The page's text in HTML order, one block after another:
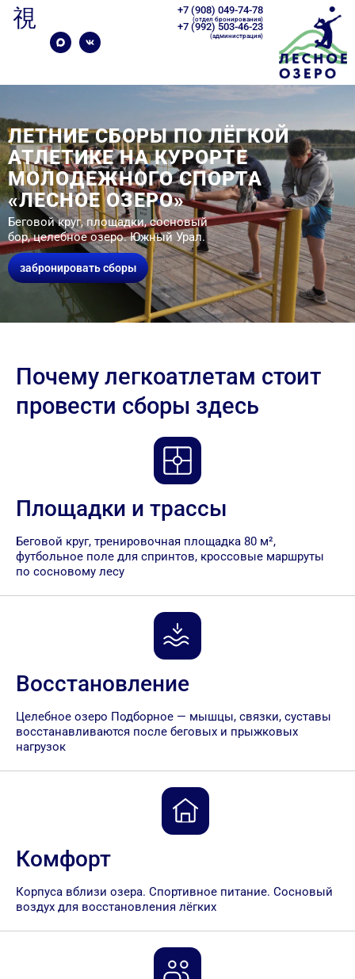
+7 (908) 049-74-78
(отдел бронирования)
+7 (992) 503-46-23
(администрация)
ЛЕТНИЕ СБОРЫ ПО ЛЁГКОЙ
АТЛЕТИКЕ НА КУРОРТЕ
МОЛОДЕЖНОГО СПОРТА
«ЛЕСНОЕ ОЗЕРО»
Беговой круг, площадки, сосновый
бор, целебное озеро. Южный Урал.
забронировать сборы
Почему легкоатлетам стоит
провести сборы здесь
Площадки и трассы
Беговой круг, тренировочная площадка 80 м²,
футбольное поле для спринтов, кроссовые маршруты
по сосновому лесу
Восстановление
Целебное озеро Подборное — мышцы, связки, суставы
восстанавливаются после беговых и прыжковых
нагрузок
Комфорт
Корпуса вблизи озера. Спортивное питание. Сосновый
воздух для восстановления лёгких